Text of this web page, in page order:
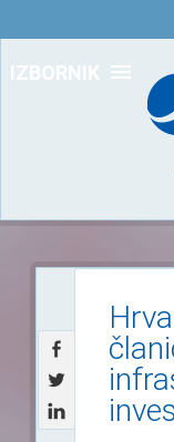
IZBORNIK